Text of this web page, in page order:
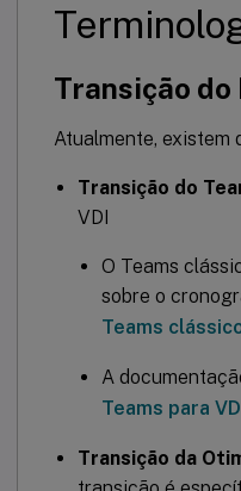
Transição
Atualmente, existem
Transição do
VDI
O Teams
sobre o
Teams
A
Teams para
Transição da